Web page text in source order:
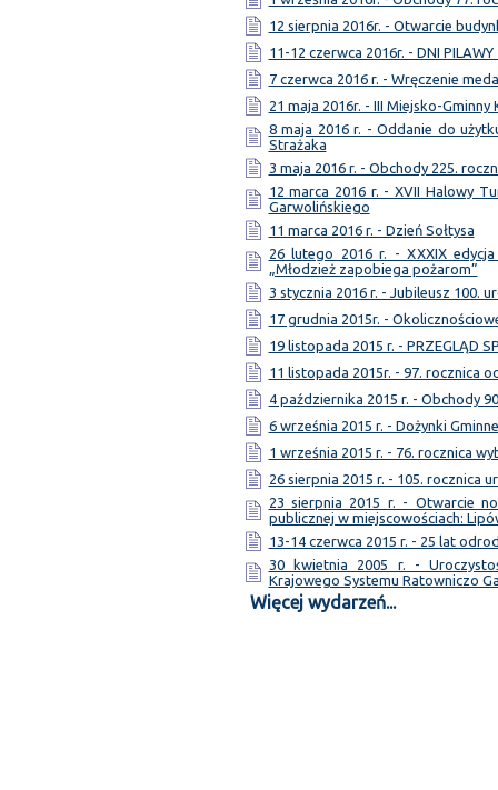
12 sierpnia 2016r. - Otwarcie
11-12 czerwca 2016r. - DNI PILAWY
7 czerwca 2016 r. - Wręczenie
21 maja 2016r. - III Miejsko-
8 maja 2016 r. - Oddanie do
Strażaka
3 maja 2016 r. - Obchody 225.
12 marca 2016 r. - XVII Halowy
Garwolińskiego
11 marca 2016 r. - Dzień Sołtysa
26 lutego 2016 r. - XXXIX
„Młodzież zapobiega pożarom”
3 stycznia 2016 r. - Jubileusz 100.
17 grudnia 2015r. -
19 listopada 2015 r. - PRZEGLĄD
11 listopada 2015r. - 97. rocznica
4 października 2015 r. - Obchody
6 września 2015 r. - Dożynki
1 września 2015 r. - 76. rocznica
26 sierpnia 2015 r. - 105. rocznica
23 sierpnia 2015 r. - Otwarcie
publicznej w miejscowościach:
13-14 czerwca 2015 r. - 25 lat
30 kwietnia 2005 r. -
Krajowego Systemu Ratowniczo
Więcej wydarzeń...